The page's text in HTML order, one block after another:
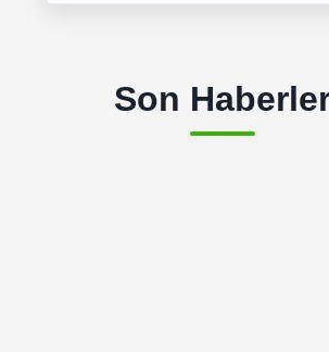
Son